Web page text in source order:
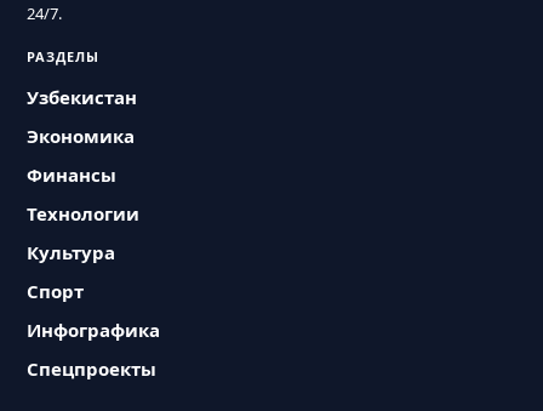
24/7.
РАЗДЕЛЫ
Узбекистан
Экономика
Финансы
Технологии
Культура
Спорт
Инфографика
Спецпроекты